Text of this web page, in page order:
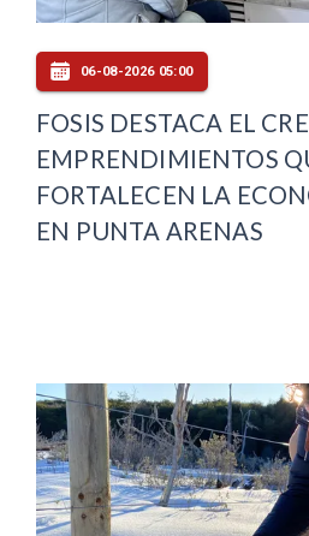
06-08-2026 05:00
FOSIS DESTACA EL
EMPRENDIMIENTOS
FORTALECEN LA
EN PUNTA ARENAS